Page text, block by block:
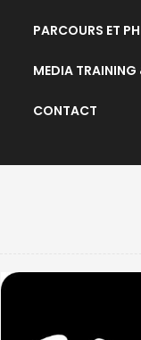
PARCOURS ET
MEDIA TRAINING
CONTACT